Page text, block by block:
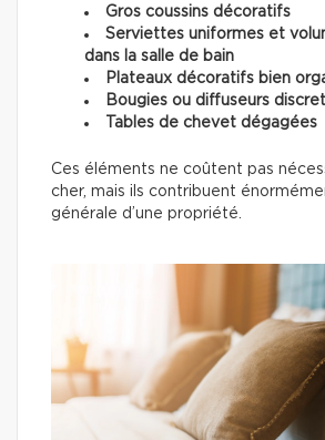
Gros coussins décoratifs
Serviettes uniformes et
dans la salle de bain
Plateaux décoratifs bien
Bougies ou diffuseurs
Tables de chevet dégagées
Ces éléments ne coûtent pas
cher, mais ils contribuent
générale d’une propriété.